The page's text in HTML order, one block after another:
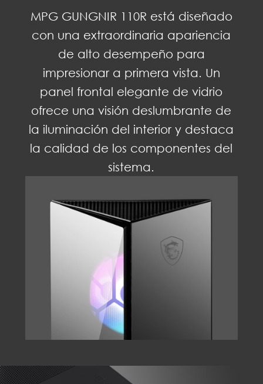
MPG GUNGNIR 110R está diseñado
con una extraordinaria apariencia
de alto desempeño para
impresionar a primera vista. Un
panel frontal elegante de vidrio
ofrece una visión deslumbrante de
la iluminación del interior y destaca
la calidad de los componentes del
sistema.